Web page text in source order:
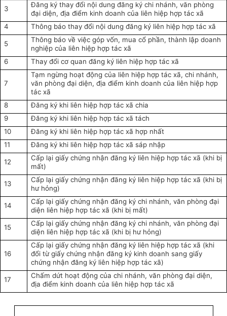
3
Đăng ký thay đổi nội dung đăng ký chi nhánh, văn phòng
đại diện, địa điểm kinh doanh của liên hiệp hợp tác xã
4
Thông báo thay đổi nội dung đăng ký liên hiệp hợp tác xã
5
Thông báo về việc góp vốn, mua cổ phần, thành lập doanh
nghiệp của liên hiệp hợp tác xã
6
Thay đổi cơ quan đăng ký liên hiệp hợp tác xã
7
Tạm ngừng hoạt động của liên hiệp hợp tác xã, chi nhánh,
văn phòng đại diện, địa điểm kinh doanh của liên hiệp hợp
tác xã
8
Đăng ký khi liên hiệp hợp tác xãchia
9
Đăng ký khi liên hiệp hợp tác xãtách
10
Đăng ký khi liên hiệp hợp tác xã hợp nhất
11
Đăng ký khi liên hiệp hợp tác xã sáp nhập
12
Cấp lại giấy chứng nhận đăng ký liên hiệp hợp tác xã (khi bị
mất)
13
Cấp lại giấy chứng nhận đăng ký liên hiệp hợp tác xã (khi bị
hư hỏng)
14
Cấp lại giấy chứng nhận đăng ký chi nhánh, văn phòng đại
diện liên hiệp hợp tác xã (khi bị mất)
15
Cấp lại giấy chứng nhận đăng ký chi nhánh, văn phòng đại
diện liên hiệp hợp tác xã (khi bị hư hỏng)
16
Cấp lại giấy chứng nhận đăng ký liên hiệp hợp tác xã (khi
đổi từ giấy chứng nhận đăng ký kinh doanh sang giấy
chứng nhận đăng ký liên hiệp hợp tác xã)
17
Chấm dứt hoạt động của chi nhánh, văn phòng đại diện,
địa điểm kinh doanh của liên hiệp hợp tác xã